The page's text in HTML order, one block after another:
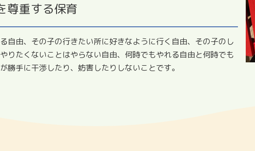
尊重する保育
自由、その子の行きたい所に好きなように行く自由、その子のし
りたくないことはやらない自由、何時でもやれる自由と何時でも
勝手に干渉したり、妨害したりしないことです。